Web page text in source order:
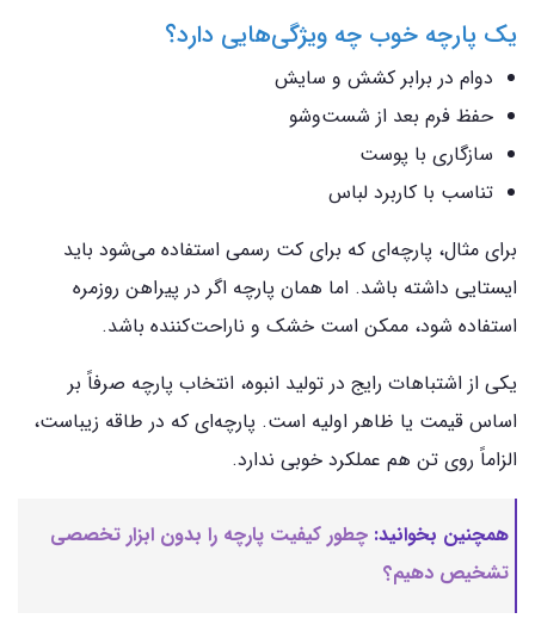
یک پارچه خوب چه ویژگی‌هایی دارد؟
دوام در برابر کشش و سایش
حفظ فرم بعد از شست‌وشو
سازگاری با پوست
تناسب با کاربرد لباس
برای مثال، پارچه‌ای که برای کت رسمی استفاده می‌شود باید
ایستایی داشته باشد. اما همان پارچه اگر در پیراهن روزمره
استفاده شود، ممکن است خشک و ناراحت‌کننده باشد.
یکی از اشتباهات رایج در تولید انبوه، انتخاب پارچه صرفاً بر
اساس قیمت یا ظاهر اولیه است. پارچه‌ای که در طاقه زیباست،
الزاماً روی تن هم عملکرد خوبی ندارد.
همچنین بخوانید: چطور کیفیت پارچه را بدون ابزار تخصصی
تشخیص دهیم؟